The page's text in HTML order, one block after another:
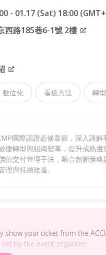
- 01.17 (Sat) 18:00
西路185巷6-1號 2樓
數位化 看板方法 轉型
國際認證必修章節，深入講
捷轉型與組織變革，提升成熟
值交付管理手法，融合創新策
理與持續改進。
show your ticket from the
by the event organizer.